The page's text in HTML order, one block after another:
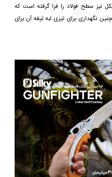
نیز سطح فولاد را فرا گرفته است که
نگهداری برای تیزی لبه تیغه آن.برای